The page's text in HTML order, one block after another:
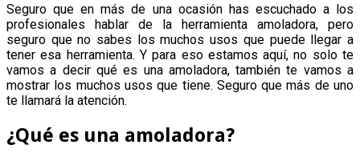
Seguro que en más de una ocasión has escuchado a los
profesionales hablar de la herramienta amoladora, pero
seguro que no sabes los muchos usos que puede llegar a
tener esa herramienta. Y para eso estamos aquí, no solo te
vamos a decir qué es una amoladora, también te vamos a
mostrar los muchos usos que tiene. Seguro que más de uno
te llamará la atención.
¿Qué es una amoladora?